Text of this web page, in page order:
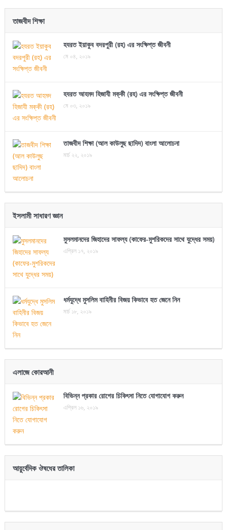
তাজবীদ শিক্ষা
হযরত ইয়াকুব বদরপুরী (রহ) এর সংক্ষিপ্ত জীবনী
মে ০৪, ২০১৯
হযরত আহমদ হিজাযী মক্কী (রহ) এর সংক্ষিপ্ত জীবনী
মে ০৩, ২০১৯
তাজবীদ শিক্ষা (আল কাউলুছ ছাদিদ) বাংলা আলোচনা
মার্চ ২২, ২০১৯
ইসলামী সাধারণ জ্ঞান
মুসলমানদের জিহাদের সাফল্য (কাফের-মুশরিকদের সাথে যুদ্ধের সময়)
এপ্রিল ১৭, ২০১৯
ধর্মযুদ্ধে মুসলিম বাহিনীর বিজয় কিভাবে হত জেনে নিন
মার্চ ১৮, ২০১৯
এলাজে কোরআনী
বিভিন্ন প্রকার রোগের চিকিৎসা নিতে যোগাযোগ করুন
এপ্রিল ১৬, ২০১৯
আয়ুর্বেদিক ঔষধের তালিকা